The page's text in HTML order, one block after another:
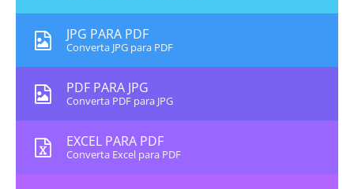
JPG PARA PDF
Converta JPG para PDF
PDF PARA JPG
Converta PDF para JPG
EXCEL PARA PDF
Converta Excel para PDF